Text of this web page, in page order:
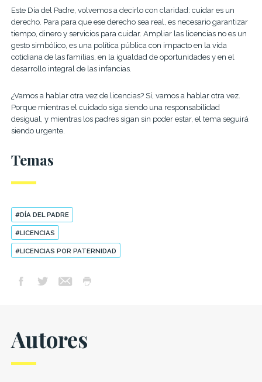
Este Día del Padre, volvemos a decirlo con claridad: cuidar es un
derecho. Para para que ese derecho sea real, es necesario garantizar
tiempo, dinero y servicios para cuidar. Ampliar las licencias no es un
gesto simbólico, es una política pública con impacto en la vida
cotidiana de las familias, en la igualdad de oportunidades y en el
desarrollo integral de las infancias.
¿Vamos a hablar otra vez de licencias? Sí, vamos a hablar otra vez.
Porque mientras el cuidado siga siendo una responsabilidad
desigual, y mientras los padres sigan sin poder estar, el tema seguirá
siendo urgente.
Temas
#DÍA DEL PADRE
#LICENCIAS
#LICENCIAS POR PATERNIDAD
Autores